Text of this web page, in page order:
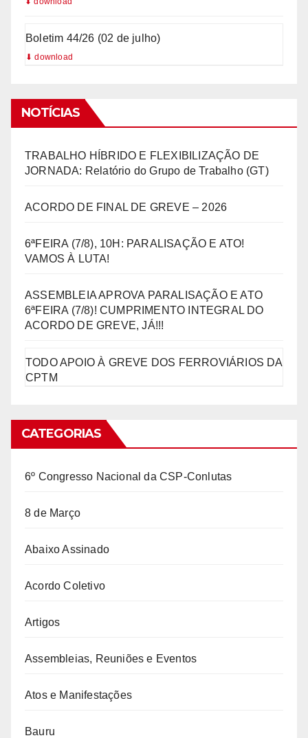
Boletim 44/26 (02 de julho)
NOTÍCIAS
TRABALHO HÍBRIDO E FLEXIBILIZAÇÃO DE
JORNADA: Relatório do Grupo de Trabalho (GT)
ACORDO DE FINAL DE GREVE – 2026
6ªFEIRA (7/8), 10H: PARALISAÇÃO E ATO!
VAMOS À LUTA!
ASSEMBLEIA APROVA PARALISAÇÃO E ATO
6ªFEIRA (7/8)! CUMPRIMENTO INTEGRAL DO
ACORDO DE GREVE, JÁ!!!
TODO APOIO À GREVE DOS FERROVIÁRIOS DA
CPTM
CATEGORIAS
6º Congresso Nacional da CSP-Conlutas
8 de Março
Abaixo Assinado
Acordo Coletivo
Artigos
Assembleias, Reuniões e Eventos
Atos e Manifestações
Bauru